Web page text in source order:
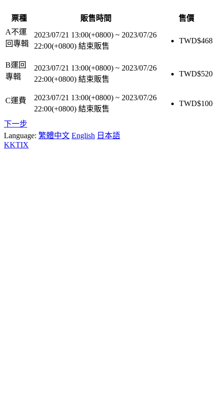
票種 販售時間
售價
A不運
回專輯
2023/07/21 13:00(+0800) ~ 2023/07/26
22:00(+0800) 結束販售
TWD$468
B運回
專輯
2023/07/21 13:00(+0800) ~ 2023/07/26
22:00(+0800) 結束販售
TWD$520
C運費 2023/07/21 13:00(+0800) ~ 2023/07/26
22:00(+0800) 結束販售
TWD$100
下一步
Language: 繁體中文 English 日本語
KKTIX